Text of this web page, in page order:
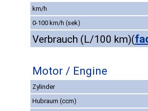
km/h
0-100 km/h (sek)
Verbrauch (L/100 km)(
Motor / Engine
Zylinder
Hubraum (ccm)